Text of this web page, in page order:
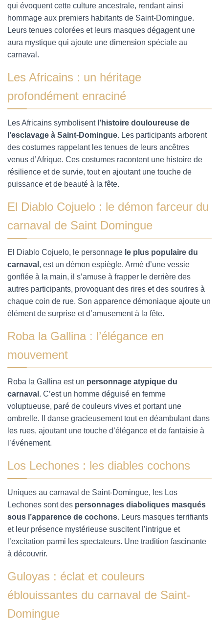
qui évoquent cette culture ancestrale, rendant ainsi
hommage aux premiers habitants de Saint-Domingue.
Leurs tenues colorées et leurs masques dégagent une
aura mystique qui ajoute une dimension spéciale au
carnaval.
Les Africains : un héritage
profondément enraciné
Les Africains symbolisentl’histoire douloureuse de
l’esclavage à Saint-Domingue. Les participants arborent
des costumes rappelant les tenues de leurs ancêtres
venus d’Afrique. Ces costumes racontent une histoire de
résilience et de survie, tout en ajoutant une touche de
puissance et de beauté à la fête.
El Diablo Cojuelo : le démon farceur du
carnaval de Saint Domingue
El Diablo Cojuelo, le personnage le plus populaire du
carnaval , est un démon espiègle. Armé d’une vessie
gonflée à la main, il s’amuse à frapper le derrière des
autres participants, provoquant des rires et des sourires à
chaque coin de rue. Son apparence démoniaque ajoute un
élément de surprise et d’amusement à la fête.
Roba la Gallina : l’élégance en
mouvement
Roba la Gallina est un personnage atypique du
carnaval . C’est un homme déguisé en femme
voluptueuse, paré de couleurs vives et portant une
ombrelle. Il danse gracieusement tout en déambulant dans
les rues, ajoutant une touche d’élégance et de fantaisie à
l’événement.
Los Lechones : les diables cochons
Uniques au carnaval de Saint-Domingue, les Los
Lechones sont des personnages diaboliques masqués
sous l’apparence de cochons. Leurs masques terrifiants
et leur présence mystérieuse suscitent l’intrigue et
l’excitation parmi les spectateurs. Une tradition fascinante
à découvrir.
Guloyas : éclat et couleurs
éblouissantes du carnaval de Saint-
Domingue